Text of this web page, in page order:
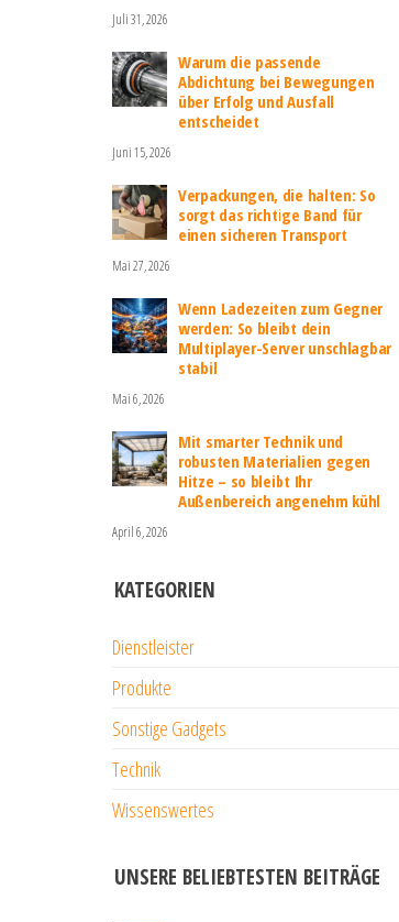
Juli 31, 2026
Warum die passende
Abdichtung bei Bewegungen
über Erfolg und Ausfall
entscheidet
Juni 15, 2026
Verpackungen, die halten: So
sorgt das richtige Band für
einen sicheren Transport
Mai 27, 2026
Wenn Ladezeiten zum Gegner
werden: So bleibt dein
Multiplayer-Server unschlagbar
stabil
Mai 6, 2026
Mit smarter Technik und
robusten Materialien gegen
Hitze – so bleibt Ihr
Außenbereich angenehm kühl
April 6, 2026
KATEGORIEN
Dienstleister
Produkte
Sonstige Gadgets
Technik
Wissenswertes
UNSERE BELIEBTESTEN BEITRÄGE